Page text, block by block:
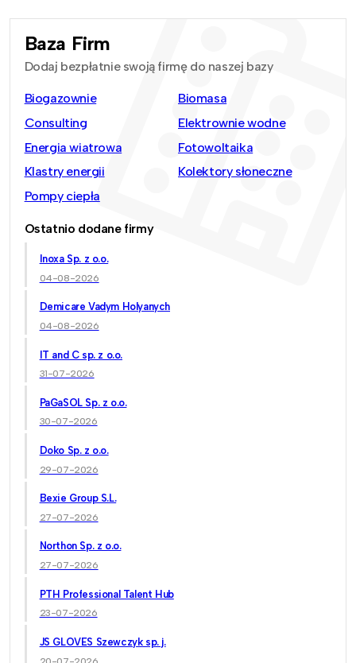
Baza Firm
Dodaj bezpłatnie swoją firmę do naszej bazy
Biogazownie
Biomasa
Consulting
Elektrownie wodne
Energia wiatrowa
Fotowoltaika
Klastry energii
Kolektory słoneczne
Pompy ciepła
Ostatnio dodane firmy
Inoxa Sp. z o.o.
04-08-2026
Demicare Vadym Holyanych
04-08-2026
IT and C sp. z o.o.
31-07-2026
PaGaSOL Sp. z o.o.
30-07-2026
Doko Sp. z o.o.
29-07-2026
Bexie Group S.L.
27-07-2026
Northon Sp. z o.o.
27-07-2026
PTH Professional Talent Hub
23-07-2026
JS GLOVES Szewczyk sp. j.